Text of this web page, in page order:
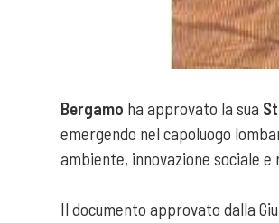
Bergamo ha approvato la sua
emergendo nel capoluogo
ambiente, innovazione sociale
Il documento approvato dalla